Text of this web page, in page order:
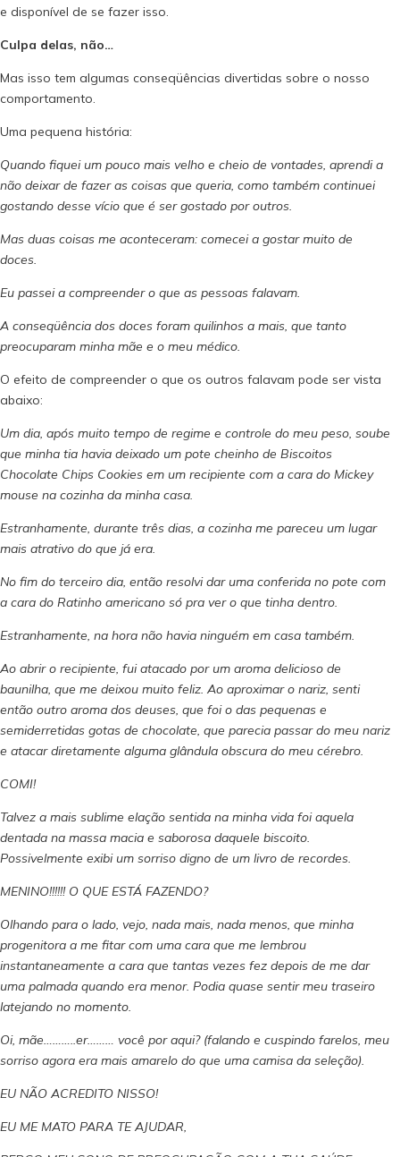
e disponível de se fazer isso.
Culpa delas, não…
Mas isso tem algumas conseqüências divertidas sobre o nosso
comportamento.
Uma pequena história:
Quando fiquei um pouco mais velho e cheio de vontades, aprendi a
não deixar de fazer as coisas que queria, como também continuei
gostando desse vício que é ser gostado por outros.
Mas duas coisas me aconteceram: comecei a gostar muito de
doces.
Eu passei a compreender o que as pessoas falavam.
A conseqüência dos doces foram quilinhos a mais, que tanto
preocuparam minha mãe e o meu médico.
O efeito de compreender o que os outros falavam pode ser vista
abaixo:
Um dia, após muito tempo de regime e controle do meu peso, soube
que minha tia havia deixado um pote cheinho de Biscoitos
Chocolate Chips Cookies em um recipiente com a cara do Mickey
mouse na cozinha da minha casa.
Estranhamente, durante três dias, a cozinha me pareceu um lugar
mais atrativo do que já era.
No fim do terceiro dia, então resolvi dar uma conferida no pote com
a cara do Ratinho americano só pra ver o que tinha dentro.
Estranhamente, na hora não havia ninguém em casa também.
Ao abrir o recipiente, fui atacado por um aroma delicioso de
baunilha, que me deixou muito feliz. Ao aproximar o nariz, senti
então outro aroma dos deuses, que foi o das pequenas e
semiderretidas gotas de chocolate, que parecia passar do meu nariz
e atacar diretamente alguma glândula obscura do meu cérebro.
COMI!
Talvez a mais sublime elação sentida na minha vida foi aquela
dentada na massa macia e saborosa daquele biscoito.
Possivelmente exibi um sorriso digno de um livro de recordes.
MENINO!!!!!! O QUE ESTÁ FAZENDO?
Olhando para o lado, vejo, nada mais, nada menos, que minha
progenitora a me fitar com uma cara que me lembrou
instantaneamente a cara que tantas vezes fez depois de me dar
uma palmada quando era menor. Podia quase sentir meu traseiro
latejando no momento.
Oi, mãe………..er……… você por aqui? (falando e cuspindo farelos, meu
sorriso agora era mais amarelo do que uma camisa da seleção).
EU NÃO ACREDITO NISSO!
EU ME MATO PARA TE AJUDAR,